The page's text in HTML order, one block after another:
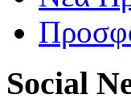
Social